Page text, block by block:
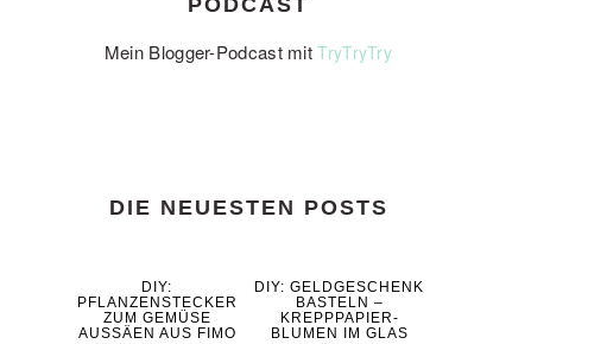
PODCAST
Mein Blogger-Podcast mitTryTryTry
DIE NEUESTEN POSTS
DIY:
PFLANZENSTECKER
ZUM GEMÜSE
AUSSÄEN AUS FIMO
DIY: GELDGESCHENK
BASTELN –
KREPPPAPIER-
BLUMEN IM GLAS